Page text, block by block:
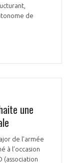
de
une
de l'armée
à l’occasion
(association